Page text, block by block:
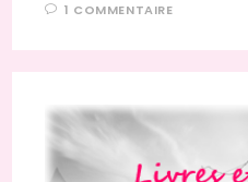
1 COMMENTAIRE